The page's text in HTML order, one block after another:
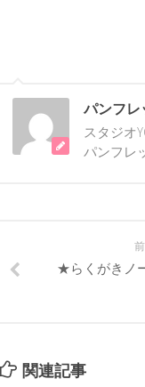
パンフレ
スタジオ
パンフレ
★らくがきノ
関連記事